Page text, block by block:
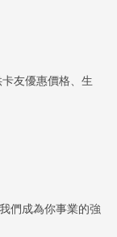
友優惠價格、生
們成為你事業的強